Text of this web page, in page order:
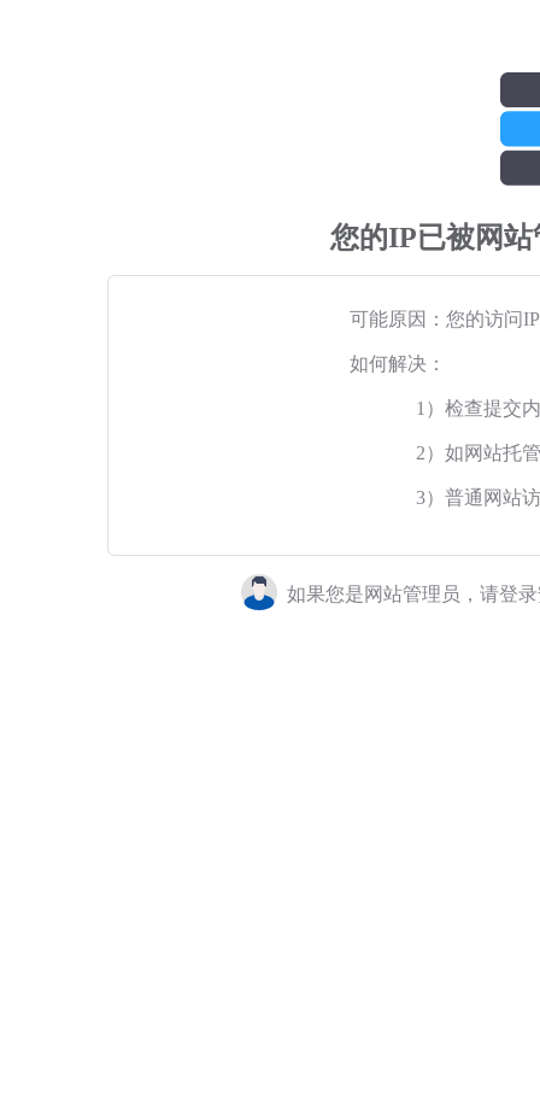
您的IP已被网
可能原因：您的访问
如何解决：
1）检查提交
2）如网站托
3）普通网站
如果您是网站管理员，请登